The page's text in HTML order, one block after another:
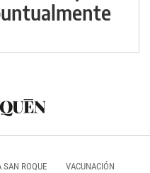
SAN ROQUE VACUNACIÓN